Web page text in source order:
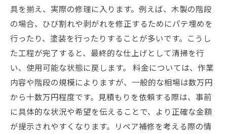
具を揃え、実際の修理に入ります。例えば、木製の階段
の場合、ひび割れや剥がれを修正するためにパテ埋めを
行ったり、塗装を行ったりすることが多いです。こうし
た工程が完了すると、最終的な仕上げとして清掃を行
い、使用可能な状態に戻します。 料金については、作業
内容や階段の規模によりますが、一般的な相場は数万円
から十数万円程度です。見積もりを依頼する際は、事前
に具体的な状況や希望を伝えることで、より正確な金額
が提示されやすくなります。リペア補修を考える際の情